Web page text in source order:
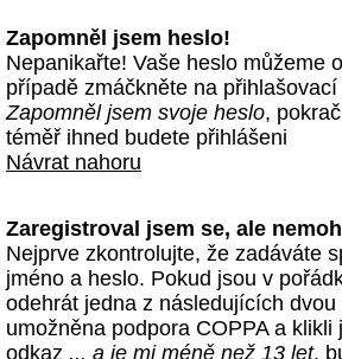
Zapomněl jsem heslo!
Nepanikařte! Vaše heslo můžeme
případě zmáčkněte na
Zapomněl jsem svoje heslo,
téměř ihned budete přihlášeni
Návrat nahoru
Zaregistroval jsem se, ale
Nejprve zkontrolujte, že zadáváte
jméno a heslo. Pokud jsou v
odehrát jedna z následujících
umožněna podpora COPPA a
odkaz ... a je mi méně než 13 let,